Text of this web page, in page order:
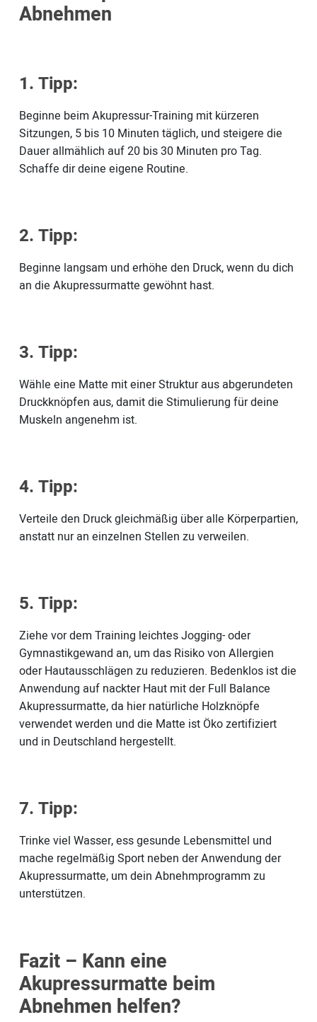
Abnehmen
1. Tipp:
Beginne beim Akupressur-Training mit kürzeren
Sitzungen, 5 bis 10 Minuten täglich, und steigere die
Dauer allmählich auf 20 bis 30 Minuten pro Tag.
Schaffe dir deine eigene Routine.
2. Tipp:
Beginne langsam und erhöhe den Druck, wenn du dich
an die Akupressurmatte gewöhnt hast.
3. Tipp:
Wähle eine Matte mit einer Struktur aus abgerundeten
Druckknöpfen aus, damit die Stimulierung für deine
Muskeln angenehm ist.
4. Tipp:
Verteile den Druck gleichmäßig über alle Körperpartien,
anstatt nur an einzelnen Stellen zu verweilen.
5. Tipp:
Ziehe vor dem Training leichtes Jogging- oder
Gymnastikgewand an, um das Risiko von Allergien
oder Hautausschlägen zu reduzieren. Bedenklos ist die
Anwendung auf nackter Haut mit der Full Balance
Akupressurmatte, da hier natürliche Holzknöpfe
verwendet werden und die Matte ist Öko zertifiziert
und in Deutschland hergestellt.
7. Tipp:
Trinke viel Wasser, ess gesunde Lebensmittel und
mache regelmäßig Sport neben der Anwendung der
Akupressurmatte, um dein Abnehmprogramm zu
unterstützen.
Fazit – Kann eine
Akupressurmatte beim
Abnehmen helfen?